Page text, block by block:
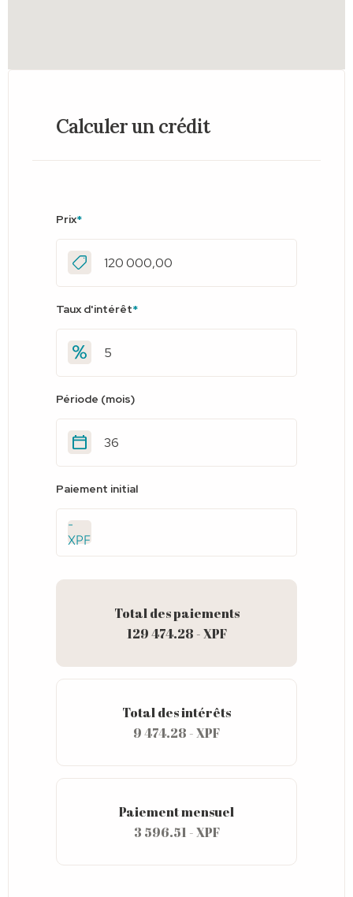
Calculer un crédit
Prix*
Taux d'intérêt*
Période (mois)
Paiement initial
-
XPF
Paiement mensuel
3 596.51 - XPF
Total des intérêts
9 474.28 - XPF
Total des paiements
129 474.28 - XPF